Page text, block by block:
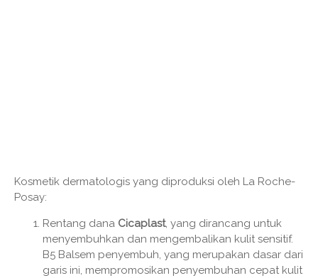
Kosmetik dermatologis yang diproduksi oleh La Roche-
Posay:
Rentang dana Cicaplast, yang dirancang untuk
menyembuhkan dan mengembalikan kulit sensitif.
B5 Balsem penyembuh, yang merupakan dasar dari
garis ini, mempromosikan penyembuhan cepat kulit